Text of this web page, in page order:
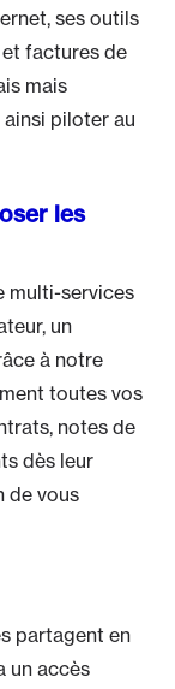
ses outils
factures de
mais
piloter au
les
multi-services
un
à notre
toutes vos
notes de
dès leur
de vous
partagent en
un accès